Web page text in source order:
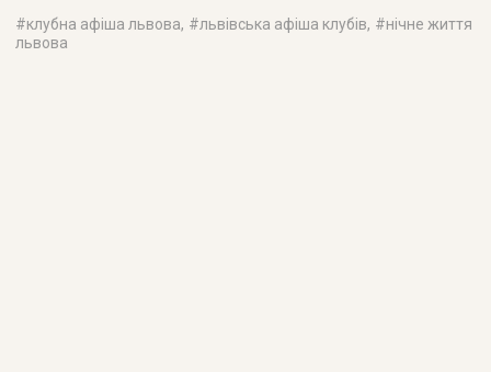
#клубна афіша львова, #львівська афіша клубів, #нічне життя
львова